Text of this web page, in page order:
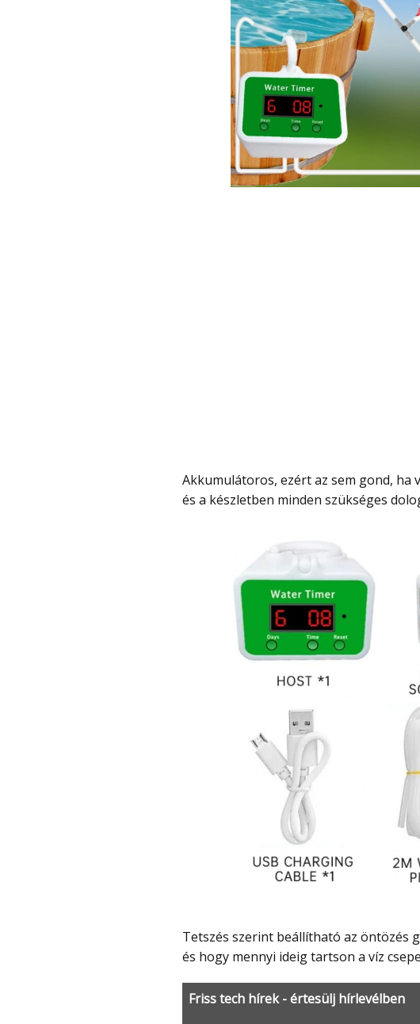
Akkumulátoros, ezért az sem gond, ha valahol áramforrástól távol kell használni
és a készletben minden szükséges
Tetszés szerint beállítható az öntözés gyakorisága, vagyis hogy naponta hányszor
és hogy mennyi ideig tartson a víz
Friss tech hírek - értesülj hírlevélben